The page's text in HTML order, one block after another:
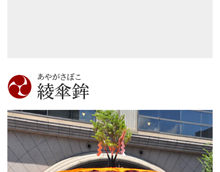
あやがさぼこ
綾傘鉾